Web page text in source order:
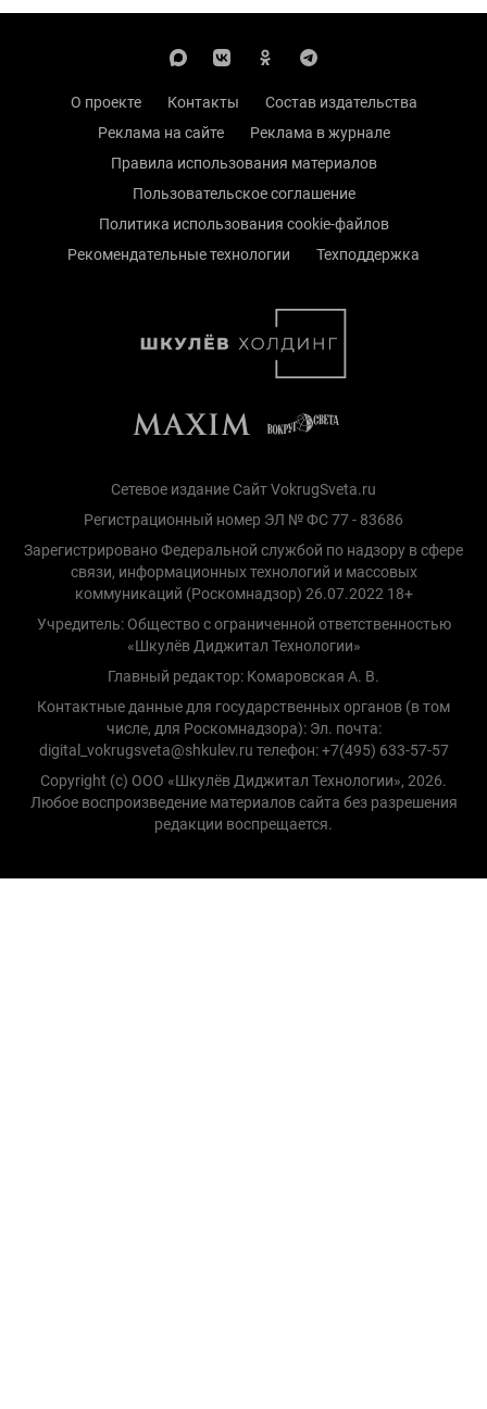
О проекте Контакты
Состав издательства
Реклама на сайте
Реклама в журнале
Правила использования материалов
Пользовательское соглашение
Политика использования cookie-файлов
Рекомендательные технологии
Техподдержка
Сетевое издание Сайт VokrugSveta.ru
Регистрационный номер ЭЛ № ФС 77 - 83686
Зарегистрировано Федеральной службой по надзору в сфере
связи, информационных технологий и массовых
коммуникаций (Роскомнадзор) 26.07.2022 18+
Учредитель: Общество с ограниченной ответственностью
«Шкулёв Диджитал Технологии»
Главный редактор: Комаровская А. В.
Контактные данные для государственных органов (в том
числе, для Роскомнадзора): Эл. почта:
digital_vokrugsveta@shkulev.ru телефон: +7(495) 633-57-57
Copyright (с) ООО «Шкулёв Диджитал Технологии», 2026.
Любое воспроизведение материалов сайта без разрешения
редакции воспрещается.